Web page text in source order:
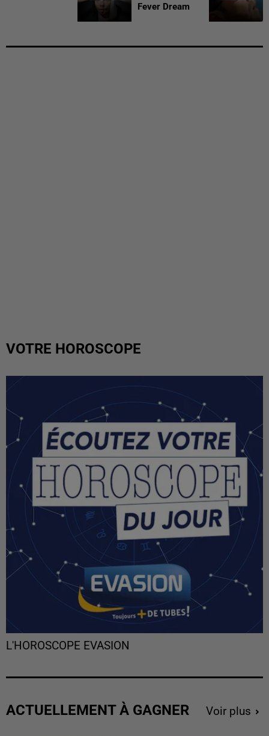
Fever Dream
VOTRE HOROSCOPE
L'HOROSCOPE EVASION
ACTUELLEMENT À GAGNER Voir plus